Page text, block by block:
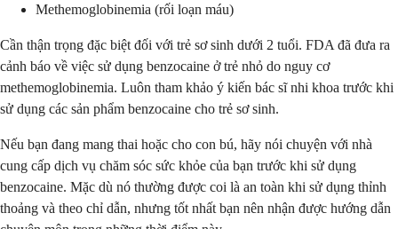
Methemoglobinemia (rối loạn máu)
Cần thận trọng đặc biệt đối với trẻ sơ sinh dưới 2 tuổi. FDA đã đưa ra
cảnh báo về việc sử dụng benzocaine ở trẻ nhỏ do nguy cơ
methemoglobinemia. Luôn tham khảo ý kiến bác sĩ nhi khoa trước khi
sử dụng các sản phẩm benzocaine cho trẻ sơ sinh.
Nếu bạn đang mang thai hoặc cho con bú, hãy nói chuyện với nhà
cung cấp dịch vụ chăm sóc sức khỏe của bạn trước khi sử dụng
benzocaine. Mặc dù nó thường được coi là an toàn khi sử dụng thỉnh
thoảng và theo chỉ dẫn, nhưng tốt nhất bạn nên nhận được hướng dẫn